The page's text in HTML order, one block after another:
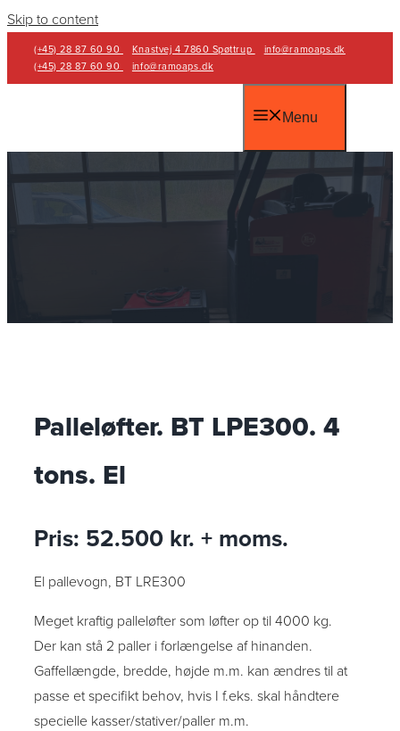
Skip to content
(+45) 28 87 60 90 Knastvej 4 7860 Spøttrup
info@ramoaps.dk
(+45) 28 87 60 90
info@ramoaps.dk
Menu
Palleløfter. BT LPE300. 4
tons. El
Pris: 52.500 kr. + moms.
El pallevogn, BT LRE300
Meget kraftig palleløfter som løfter op til 4000 kg.
Der kan stå 2 paller i forlængelse af hinanden.
Gaffellængde, bredde, højde m.m. kan ændres til at
passe et specifikt behov, hvis I f.eks. skal håndtere
specielle kasser/stativer/paller m.m.